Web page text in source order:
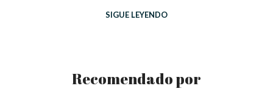
SIGUE LEYENDO
Recomendado por